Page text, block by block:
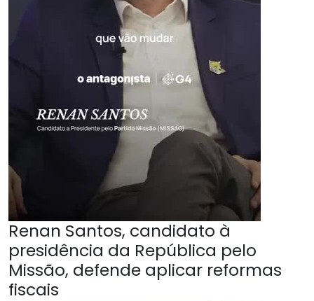
Renan Santos, candidato à
presidência da República pelo
Missão, defende aplicar reformas
fiscais